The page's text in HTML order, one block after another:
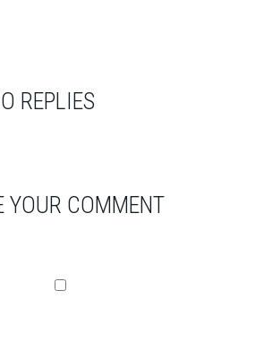
REPLIES
YOUR COMMENT